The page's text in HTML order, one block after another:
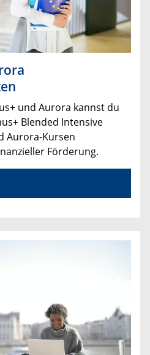
und Aurora kannst du
Blended Intensive
Aurora-Kursen
Förderung.